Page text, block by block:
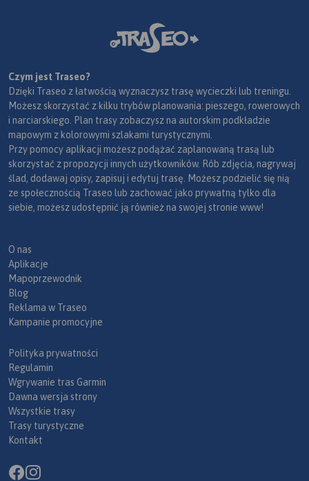
Czym jest Traseo?
Dzięki Traseo z łatwością wyznaczysz trasę wycieczki lub treningu.
Możesz skorzystać z kilku trybów planowania: pieszego, rowerowych
i narciarskiego. Plan trasy zobaczysz na autorskim podkładzie
mapowym z kolorowymi szlakami turystycznymi.
Przy pomocy aplikacji możesz podążać zaplanowaną trasą lub
skorzystać z propozycji innych użytkowników. Rób zdjęcia, nagrywaj
ślad, dodawaj opisy, zapisuj i edytuj trasę. Możesz podzielić się nią
ze społecznością Traseo lub zachować jako prywatną tylko dla
siebie, możesz udostępnić ją również na swojej stronie www!
O nas
Aplikacje
Mapoprzewodnik
Blog
Reklama w Traseo
Kampanie promocyjne
Polityka prywatności
Regulamin
Wgrywanie tras Garmin
Dawna wersja strony
Wszystkie trasy
Trasy turystyczne
Kontakt